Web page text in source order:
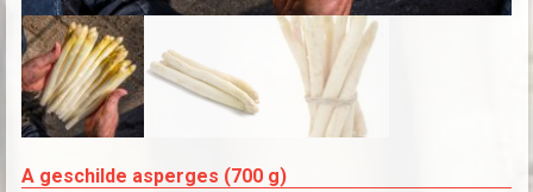
A geschilde asperges (700 g)